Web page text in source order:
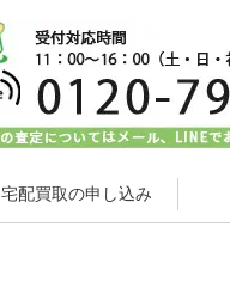
宅配買取の申し込み